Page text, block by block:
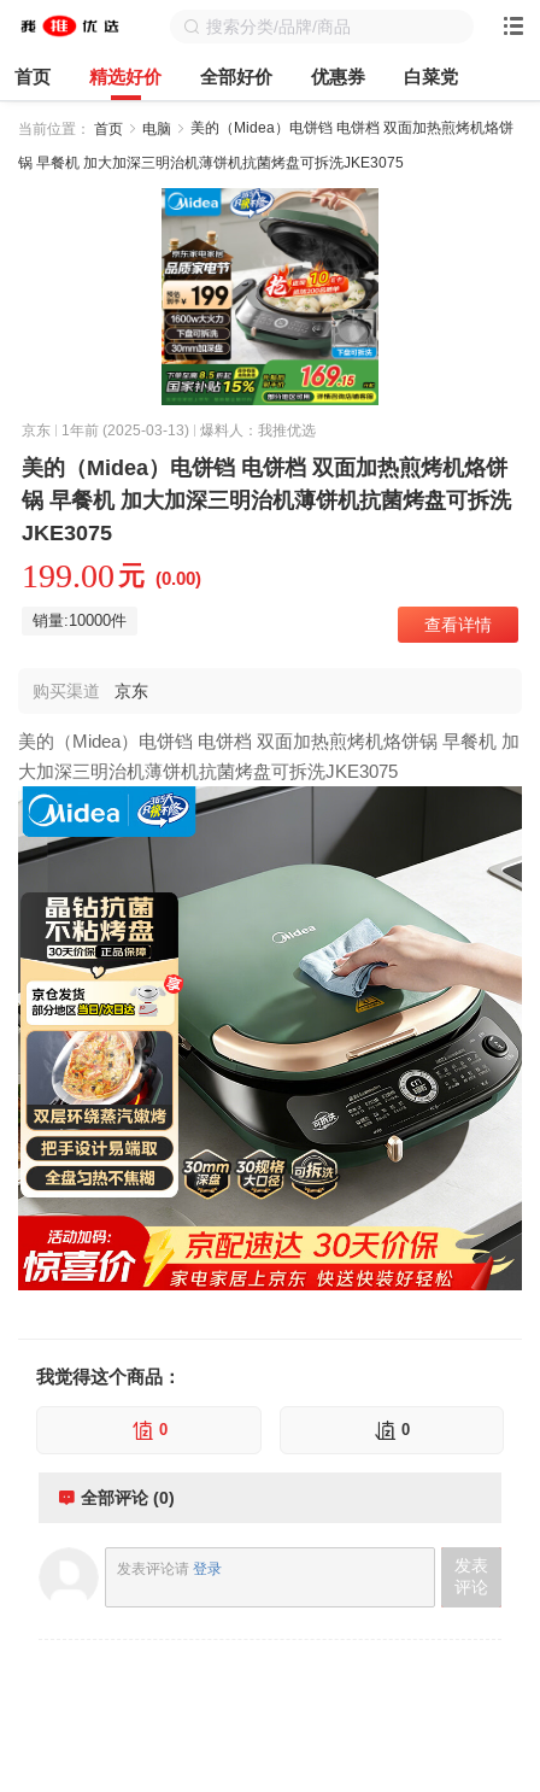
首页 精选好价 全部好价 优惠券 白菜党
当前位置： 首页 电脑 美的（Midea）电饼铛 电饼档 双面加热煎烤机烙饼
锅 早餐机 加大加深三明治机薄饼机抗菌烤盘可拆洗JKE3075
京东 1年前 (2025-03-13) 爆料人：我推优选
美的（Midea）电饼铛 电饼档 双面加热煎烤机烙饼
锅 早餐机 加大加深三明治机薄饼机抗菌烤盘可拆洗
JKE3075
199.00 元 (0.00)
销量:10000件 查看详情
购买渠道 京东
美的（Midea）电饼铛 电饼档 双面加热煎烤机烙饼锅 早餐机 加
大加深三明治机薄饼机抗菌烤盘可拆洗JKE3075
我觉得这个商品：
0 0
全部评论 (0)
发表评论请 登录
发表
评论